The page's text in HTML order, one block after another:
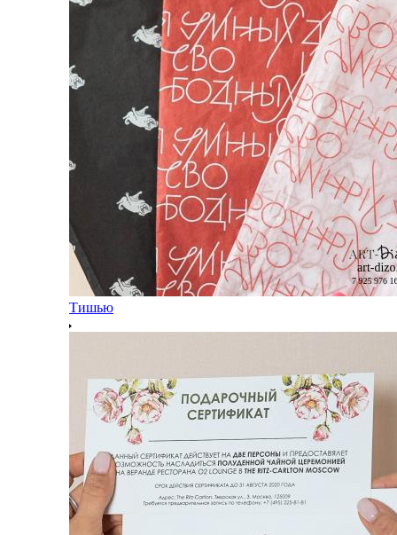
Тишью